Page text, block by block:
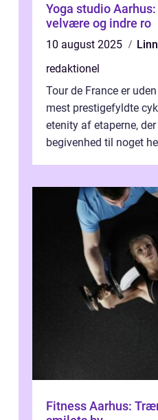
Yoga studio
velvære og indre ro
10 august 2025
redaktionel
Tour de France er
mest prestigefyldte
etenity af etaperne,
begivenhed til noget
Fitness Aarhus: